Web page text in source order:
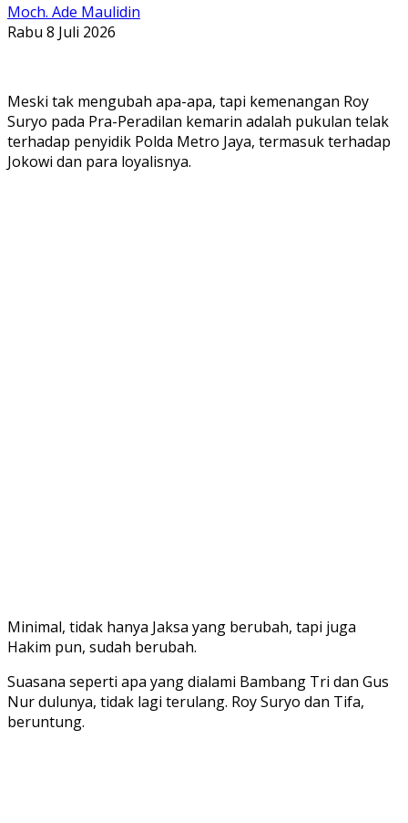
Moch. Ade Maulidin
Rabu 8 Juli 2026
Meski tak mengubah apa-apa, tapi kemenangan Roy
Suryo pada Pra-Peradilan kemarin adalah pukulan telak
terhadap penyidik Polda Metro Jaya, termasuk terhadap
Jokowi dan para loyalisnya.
Minimal, tidak hanya Jaksa yang berubah, tapi juga
Hakim pun, sudah berubah.
Suasana seperti apa yang dialami Bambang Tri dan Gus
Nur dulunya, tidak lagi terulang. Roy Suryo dan Tifa,
beruntung.